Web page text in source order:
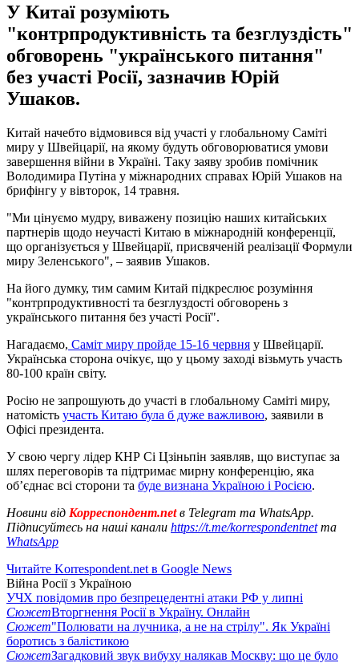
У Китаї розуміють
"контрпродуктивність та безглуздість"
обговорень "українського питання"
без участі Росії, зазначив Юрій
Ушаков.
Китай начебто відмовився від участі у глобальному Саміті
миру у Швейцарії, на якому будуть обговорюватися умови
завершення війни в Україні. Таку заяву зробив помічник
Володимира Путіна у міжнародних справах Юрій Ушаков на
брифінгу у вівторок, 14 травня.
"Ми цінуємо мудру, виважену позицію наших китайських
партнерів щодо неучасті Китаю в міжнародній конференції,
що організується у Швейцарії, присвяченій реалізації Формули
миру Зеленського", – заявив Ушаков.
На його думку, тим самим Китай підкреслює розуміння
"контрпродуктивності та безглуздості обговорень з
українського питання без участі Росії".
Нагадаємо, Саміт миру пройде 15-16 червня у Швейцарії.
Українська сторона очікує, що у цьому заході візьмуть участь
80-100 країн світу.
Росію не запрошують до участі в глобальному Саміті миру,
натомість участь Китаю була б дуже важливою, заявили в
Офісі президента.
У свою чергу лідер КНР Сі Цзіньпін заявляв, що виступає за
шлях переговорів та підтримає мирну конференцію, яка
об’єднає всі сторони та буде визнана Україною і Росією.
Новини від Корреспондент.netв Telegram та WhatsApp.
Підписуйтесь на наші канали https://t.me/korrespondentnetта
WhatsApp
Читайте Korrespondent.net в Google News
Війна Росії з Україною
УЧХ повідомив про безпрецедентні атаки РФ у липні
СюжетВторгнення Росії в Україну. Онлайн
Сюжет"Полювати на лучника, а не на стрілу". Як Україні
боротись з балістикою
СюжетЗагадковий звук вибуху налякав Москву: що це було